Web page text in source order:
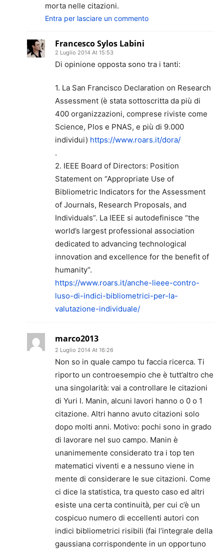
morta nelle citazioni.
Entra per lasciare un commento
Francesco Sylos Labini
2 Luglio 2014 At 15:53
Di opinione opposta sono tra i tanti:
1. La San Francisco Declaration on Research
Assessment (è stata sottoscritta da più di
400 organizzazioni, comprese riviste come
Science, Plos e PNAS, e più di 9.000
individui) https://www.roars.it/dora/
.
2. IEEE Board of Directors: Position
Statement on “Appropriate Use of
Bibliometric Indicators for the Assessment
of Journals, Research Proposals, and
Individuals”. La IEEE si autodefinisce “the
world’s largest professional association
dedicated to advancing technological
innovation and excellence for the benefit of
humanity“.
https://www.roars.it/anche-lieee-contro-
luso-di-indici-bibliometrici-per-la-
valutazione-individuale/
marco2013
2 Luglio 2014 At 16:26
Non so in quale campo tu faccia ricerca. Ti
riporto un controesempio che è tutt’altro che
una singolarità: vai a controllare le citazioni
di Yuri I. Manin, alcuni lavori hanno o 0 o 1
citazione. Altri hanno avuto citazioni solo
dopo molti anni. Motivo: pochi sono in grado
di lavorare nel suo campo. Manin è
unanimemente considerato tra i top ten
matematici viventi e a nessuno viene in
mente di considerare le sue citazioni. Come
ci dice la statistica, tra questo caso ed altri
esiste una certa continuità, per cui c’è un
cospicuo numero di eccellenti autori con
indici bibliometrici risibili (fai l’integrale della
gaussiana corrispondente in un opportuno